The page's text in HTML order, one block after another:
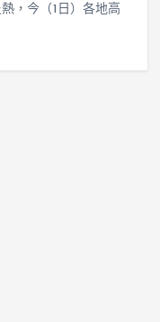
，今（1日）各地高